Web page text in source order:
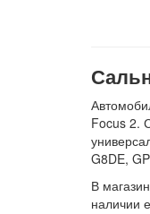
Focus 2.
G8DE,
В
наличии